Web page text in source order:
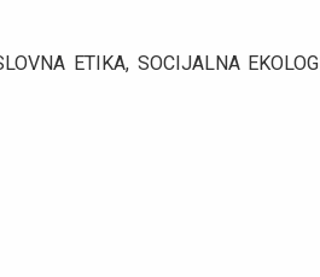
ETIKA, SOCIJALNA